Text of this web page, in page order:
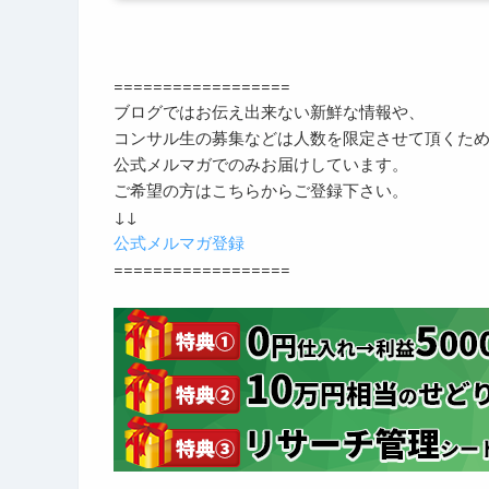
==================
ブログではお伝え出来ない新鮮な情報や、
コンサル生の募集などは人数を限定させて頂くため
公式メルマガでのみお届けしています。
ご希望の方はこちらからご登録下さい。
↓↓
公式メルマガ登録
==================